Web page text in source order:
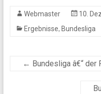
Webmaster
10.
Ergebnisse, Bundesliga
← Bundesliga â€“ der